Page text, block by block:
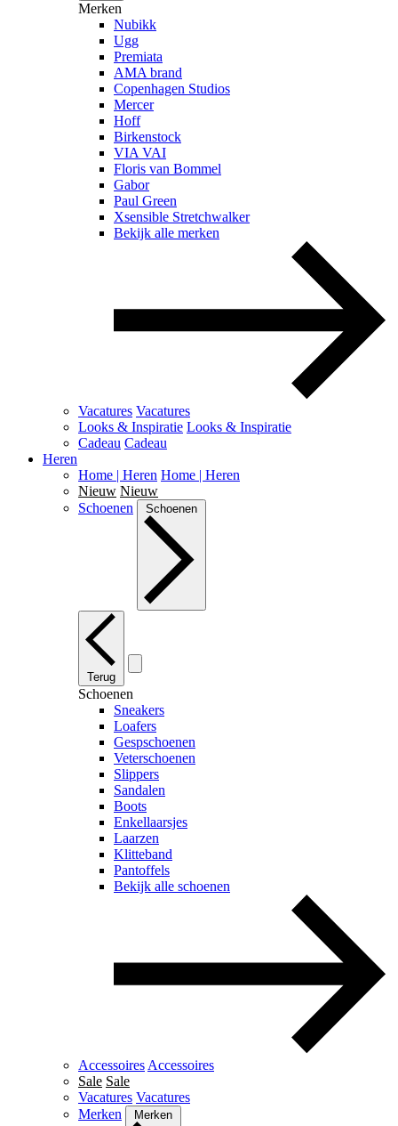
Merken
Nubikk
Ugg
Premiata
AMA brand
Copenhagen Studios
Mercer
Hoff
Birkenstock
VIA VAI
Floris van Bommel
Gabor
Paul Green
Xsensible Stretchwalker
Bekijk alle merken
Vacatures Vacatures
Looks & Inspiratie Looks & Inspiratie
Cadeau Cadeau
Heren
Home | Heren Home | Heren
Nieuw Nieuw
Schoenen
Schoenen
Terug
Schoenen
Sneakers
Loafers
Gespschoenen
Veterschoenen
Slippers
Sandalen
Boots
Enkellaarsjes
Laarzen
Klitteband
Pantoffels
Bekijk alle schoenen
Accessoires Accessoires
Sale Sale
Vacatures Vacatures
Merken
Merken